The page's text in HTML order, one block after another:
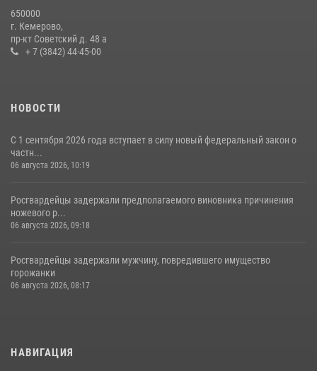
гипермаркета товары на 13 тысяч рублей (ВИДЕО)
16 июля 2026, 06:43
650000
г. Кемерово,
пр-кт Советский д. 48 а
+ 7 (3842) 44-45-00
НОВОСТИ
С 1 сентября 2026 года вступает в силу новый федеральный закон о
частн...
06 августа 2026, 10:19
Росгвардейцы задержали предполагаемого виновника причинения
ножевого р...
06 августа 2026, 09:18
Росгвардейцы задержали мужчину, повредившего имущество
горожанки
06 августа 2026, 08:17
НАВИГАЦИЯ